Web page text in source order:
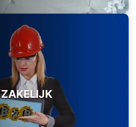
ZAKELIJK